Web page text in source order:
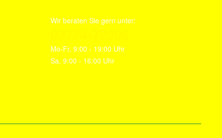
Wir beraten Sie gern unter:
Mo-Fr, 9:00 - 19:00 Uhr
Sa. 9:00 - 16:00 Uhr